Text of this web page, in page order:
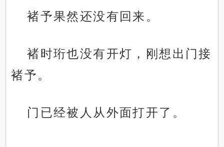
褚予果然还没有回来。
褚时珩也没有开灯，刚想出门接
褚予。
门已经被人从外面打开了。